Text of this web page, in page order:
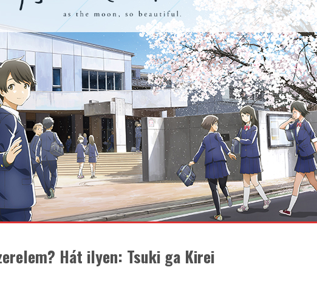
Hát ilyen: Tsuki ga Kirei